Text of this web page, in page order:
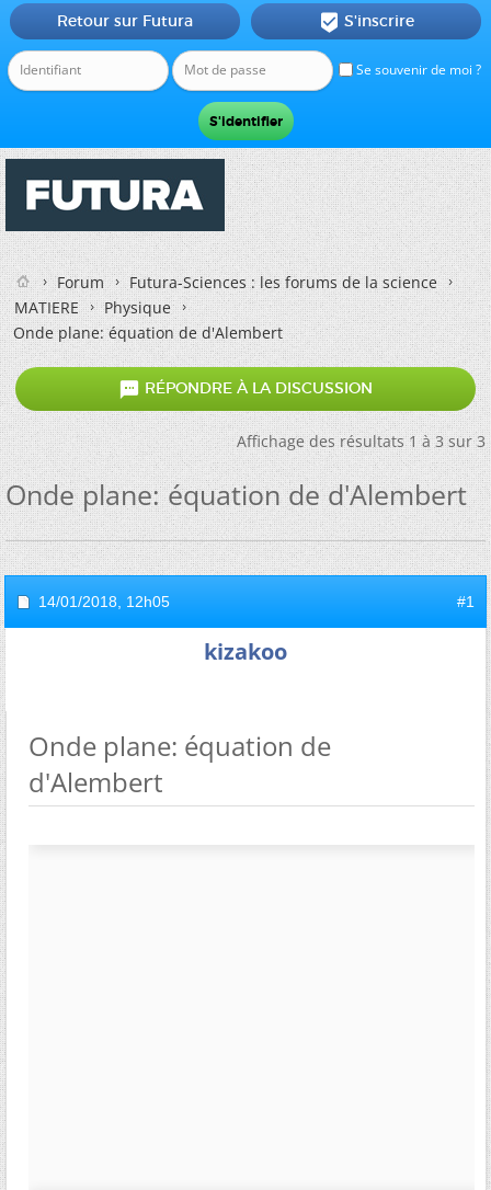
Se souvenir de moi ?
Retour sur Futura  S'inscrire
Forum
Futura-Sciences : les forums de la science
MATIERE
Physique
Onde plane: équation de d'Alembert
 RÉPONDRE À LA DISCUSSION
Affichage des résultats 1 à 3 sur 3
Onde plane: équation de d'Alembert
14/01/2018, 12h05 #1
kizakoo
Onde plane: équation de
d'Alembert